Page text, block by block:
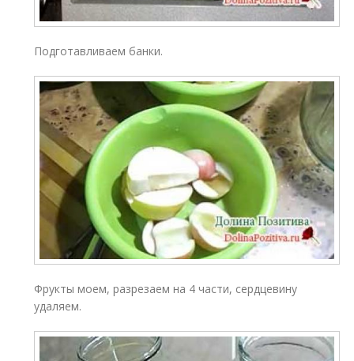
Подготавливаем банки.
Фрукты моем, разрезаем на 4 части, сердцевину
удаляем.